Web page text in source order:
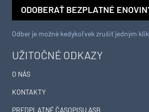
UŽITOČNÉ ODKAZY
O NÁS
KONTAKTY
PREDPLATNÉ ČASOPISU ASB
ODOBERAŤ BEZPLATNÉ
Odber je možné kedykoľvek zrušiť jedným